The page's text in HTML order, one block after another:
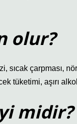
olur?
sıcak çarpması,
tüketimi, aşırı
midir?